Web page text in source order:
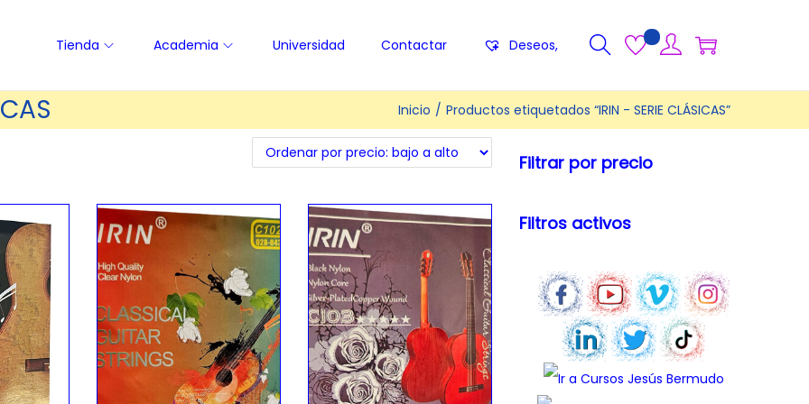
Tienda Academia Universidad Contactar Deseos,
Inicio / Productos etiquetados “IRIN - SERIE CLÁSICAS”
Filtrar por precio
Filtros activos